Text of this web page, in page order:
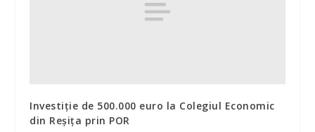
Investiţie de 500.000 euro la Colegiul Economic
din Reşiţa prin POR